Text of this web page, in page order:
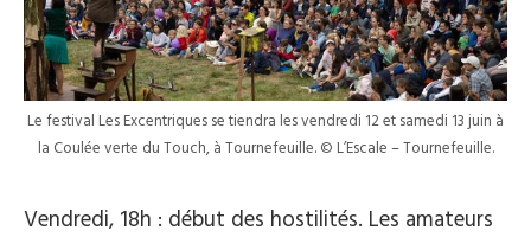
Le festival Les Excentriques se tiendra les vendredi 12 et samedi 13 juin à
la Coulée verte du Touch, à Tournefeuille. © L’Escale – Tournefeuille.
Vendredi, 18h : début des hostilités. Les amateurs